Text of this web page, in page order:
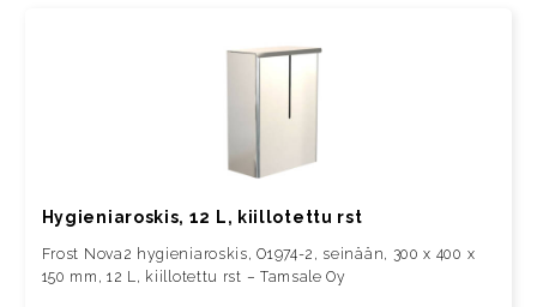
Hygieniaroskis, 12 L, kiillotettu rst
Frost Nova2 hygieniaroskis, O1974-2, seinään, 300 x 400 x
150 mm, 12 L, kiillotettu rst – Tamsale Oy